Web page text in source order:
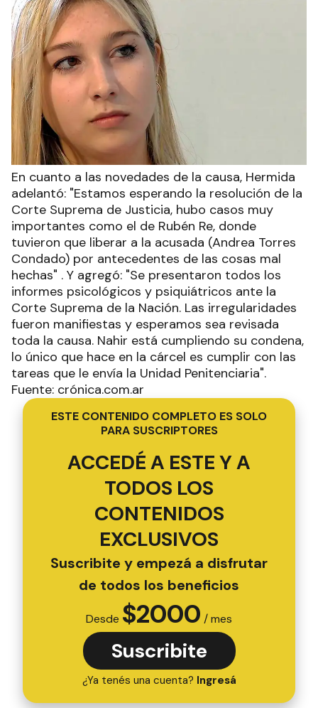
En cuanto a las novedades de la causa, Hermida
adelantó: "Estamos esperando la resolución de la
Corte Suprema de Justicia, hubo casos muy
importantes como el de Rubén Re, donde
tuvieron que liberar a la acusada (Andrea Torres
Condado) por antecedentes de las cosas mal
hechas" . Y agregó: "Se presentaron todos los
informes psicológicos y psiquiátricos ante la
Corte Suprema de la Nación. Las irregularidades
fueron manifiestas y esperamos sea revisada
toda la causa. Nahir está cumpliendo su condena,
lo único que hace en la cárcel es cumplir con las
tareas que le envía la Unidad Penitenciaria".
Fuente: crónica.com.ar
ESTE CONTENIDO COMPLETO ES SOLO
PARA SUSCRIPTORES
ACCEDÉ A ESTE Y A
TODOS LOS
CONTENIDOS
EXCLUSIVOS
Suscribite y empezá a disfrutar
de todos los beneficios
Desde $2000 / mes
Suscribite
¿Ya tenés una cuenta? Ingresá